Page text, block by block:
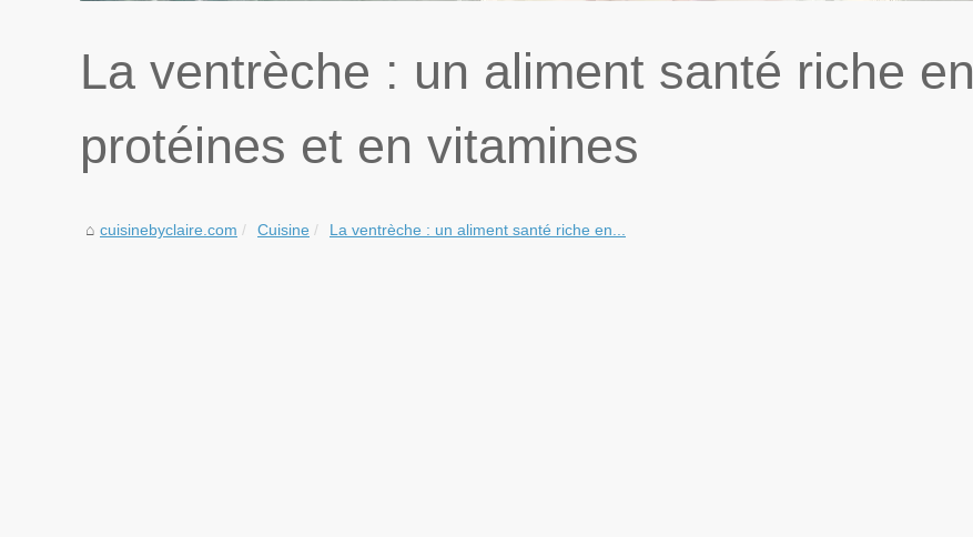
La ventrèche : un aliment santé riche en
protéines et en vitamines
cuisinebyclaire.com Cuisine La ventrèche : un aliment santé riche en...